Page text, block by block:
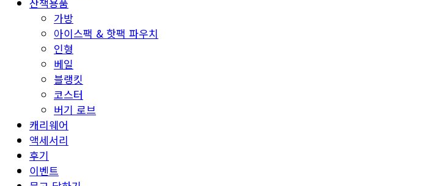
가방
아이스팩 & 핫팩 파우치
인형
베일
블랭킷
코스터
버기 로브
캐리웨어
액세서리
후기
이벤트